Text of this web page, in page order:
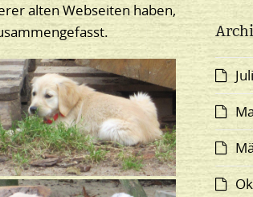
alten Webseiten haben,